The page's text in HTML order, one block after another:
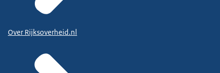
Over Rijksoverheid.nl